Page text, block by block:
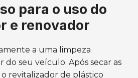
para o uso do
e renovador
a uma limpeza
seu veículo. Após secar as
revitalizador de plástico